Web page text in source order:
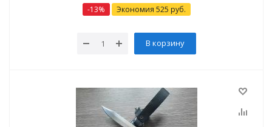
-13% Экономия 525 руб.
В корзину